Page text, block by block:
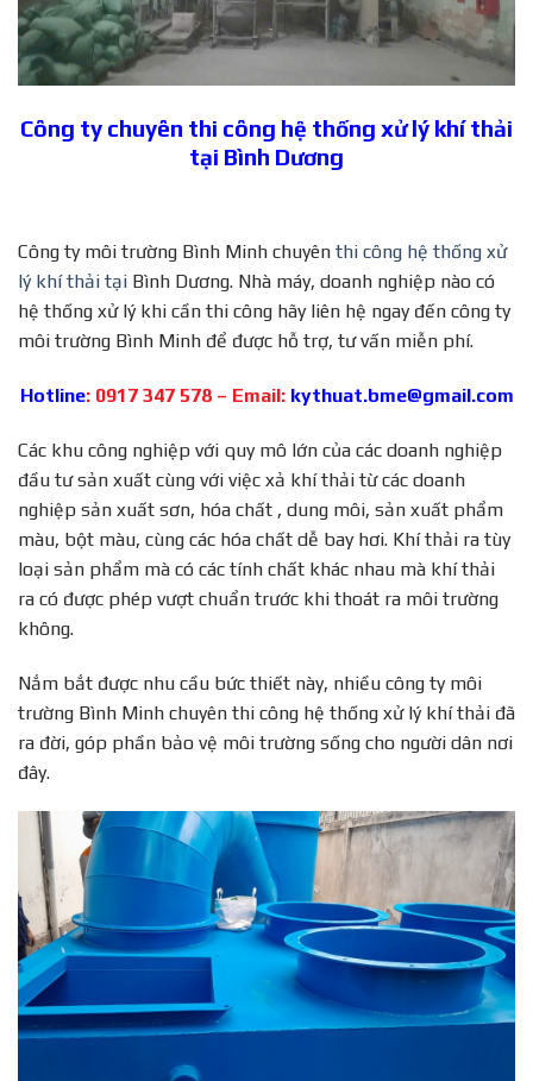
Công ty chuyên thi công hệ thống xử lý khí thải
tại Bình Dương
Công ty môi trường Bình Minh chuyên thi công hệ thống xử
lý khí thải tại Bình Dương. Nhà máy, doanh nghiệp nào có
hệ thống xử lý khi cần thi công hãy liên hệ ngay đến công ty
môi trường Bình Minh để được hỗ trợ, tư vấn miễn phí.
Hotline: 0917 347 578 – Email: kythuat.bme@gmail.com
Các khu công nghiệp với quy mô lớn của các doanh nghiệp
đầu tư sản xuất cùng với việc xả khí thải từ các doanh
nghiệp sản xuất sơn, hóa chất , dung môi, sản xuất phẩm
màu, bột màu, cùng các hóa chất dễ bay hơi. Khí thải ra tùy
loại sản phẩm mà có các tính chất khác nhau mà khí thải
ra có được phép vượt chuẩn trước khi thoát ra môi trường
không.
Nắm bắt được nhu cầu bức thiết này, nhiều công ty môi
trường Bình Minh chuyên thi công hệ thống xử lý khí thải đã
ra đời, góp phần bảo vệ môi trường sống cho người dân nơi
đây.